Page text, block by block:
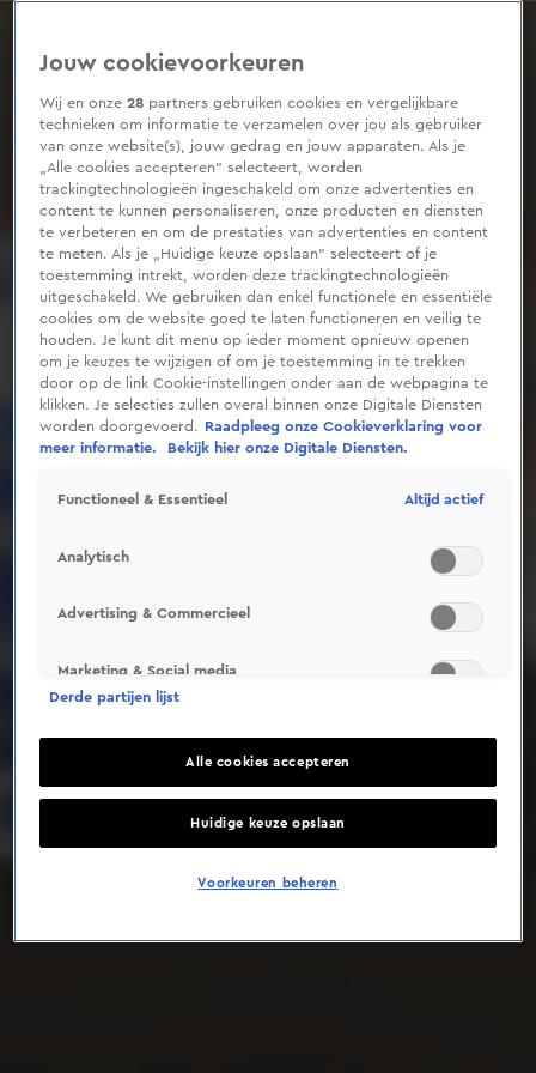
0
seconds
Deze video is niet beschikbaar op je huidige locatie
Jouw cookievoorkeuren
Wij en onze28 partners gebruiken cookies en vergelijkbare
technieken om informatie te verzamelen over jou als gebruiker
van onze website(s), jouw gedrag en jouw apparaten. Als je
„Alle cookies accepteren” selecteert, worden
trackingtechnologieën ingeschakeld om onze advertenties en
content te kunnen personaliseren, onze producten en diensten
te verbeteren en om de prestaties van advertenties en content
te meten. Als je „Huidige keuze opslaan” selecteert of je
toestemming intrekt, worden deze trackingtechnologieën
uitgeschakeld. We gebruiken dan enkel functionele en essentiële
cookies om de website goed te laten functioneren en veilig te
houden. Je kunt dit menu op ieder moment opnieuw openen
om je keuzes te wijzigen of om je toestemming in te trekken
door op de link Cookie-instellingen onder aan de webpagina te
klikken. Je selecties zullen overal binnen onze Digitale Diensten
worden doorgevoerd.
Raadpleeg onze Cookieverklaring voor
meer informatie.
Bekijk hier onze Digitale Diensten.
Functioneel & Essentieel Altijd actief
Analytisch
Advertising & Commercieel
Marketing & Social media
Derde partijen lijst
Alle cookies accepteren
Huidige keuze opslaan
Voorkeuren beheren